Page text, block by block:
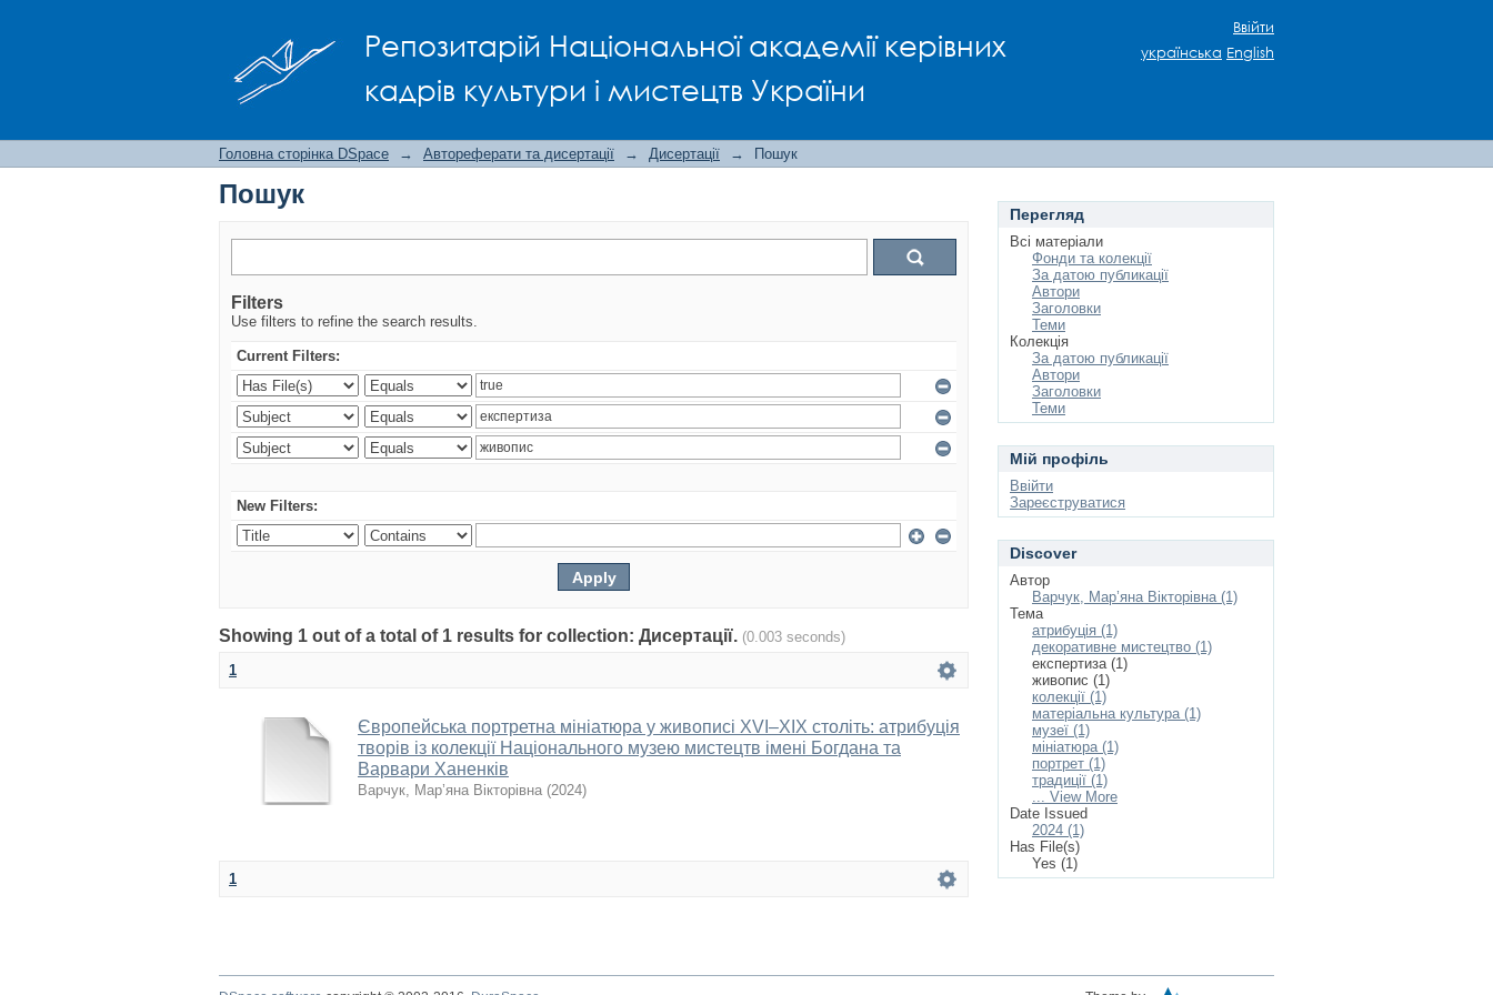
Репозитарій Національної академії керівних
кадрів культури і мистецтв України
Ввійти
українська English
Головна сторінка DSpace → Автореферати та дисертації → Дисертації → Пошук
Пошук
Filters
Use filters to refine the search results.
Current Filters:
New Filters:
Showing 1 out of a total of 1 results for collection: Дисертації. (0.003 seconds)
1
Європейська портретна мініатюра у живописі XVI–XIX століть: атрибуція
творів із колекції Національного музею мистецтв імені Богдана та
Варвари Ханенків
Варчук, Мар’яна Вікторівна (2024)
1
Перегляд
Всі матеріали
Фонди та колекції
За датою публикації
Автори
Заголовки
Теми
Колекція
За датою публикації
Автори
Заголовки
Теми
Мій профіль
Ввійти
Зареєструватися
Discover
Автор
Варчук, Мар’яна Вікторівна (1)
Тема
атрибуція (1)
декоративне мистецтво (1)
експертиза (1)
живопис (1)
колекції (1)
матеріальна культура (1)
музеї (1)
мініатюра (1)
портрет (1)
традиції (1)
... View More
Date Issued
2024 (1)
Has File(s)
Yes (1)